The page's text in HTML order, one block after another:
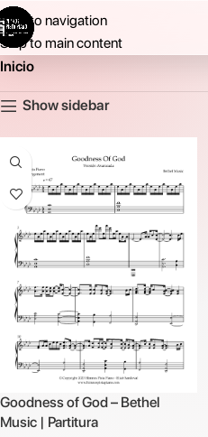
Skip to navigation
Skip to main content
Inicio
Show sidebar
Goodness of God – Bethel
Music | Partitura